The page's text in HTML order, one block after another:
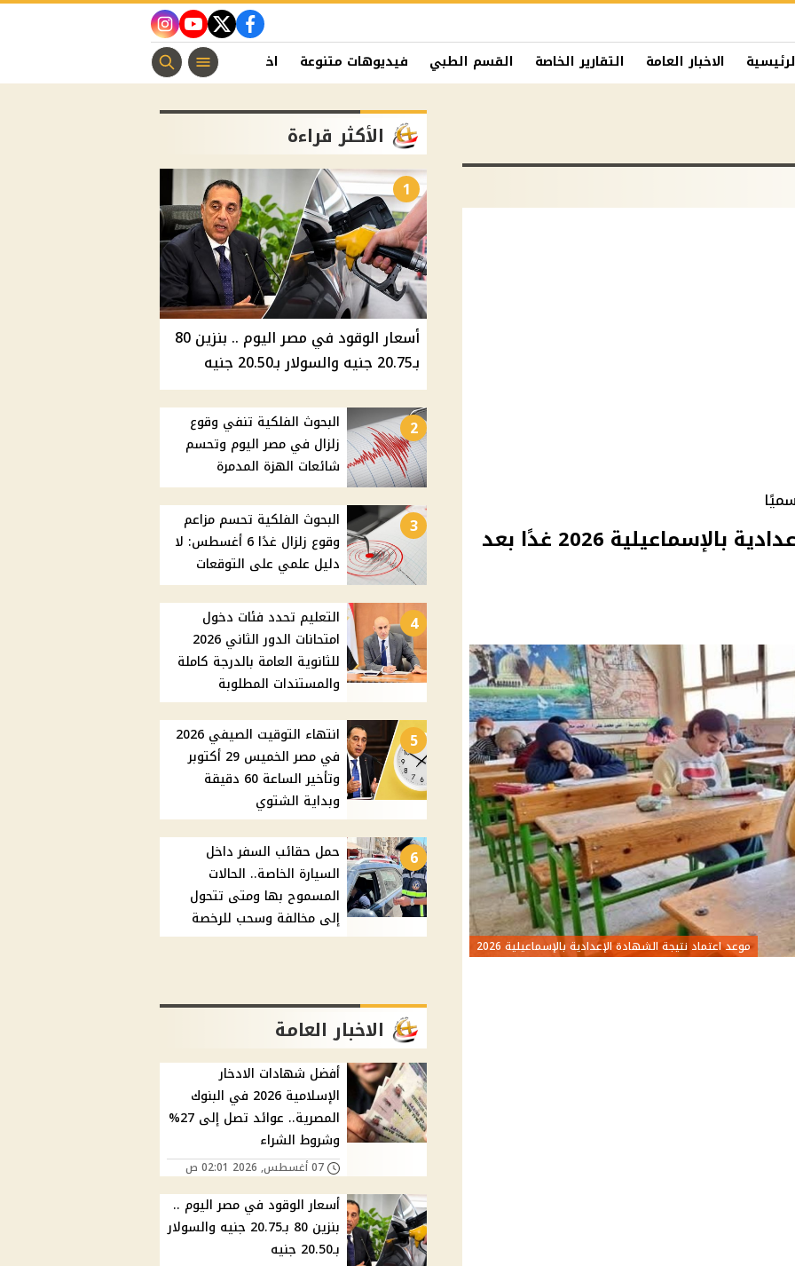
facebook
twitter
youtube
instagram
الاخبار العامة التقارير الخاصة القسم الطبي فيديوهات متنوعة اخبار الفن منوعات مسيحية
اعتماد نتيجة الشهادة الإعدادية بالإسماعيلية 2026 غدًا بعد
موعد اعتماد نتيجة الشهادة الإعدادية بالإسماعيلية 2026
الأكثر قراءة
1
أسعار الوقود في مصر اليوم .. بنزين 80
بـ20.75 جنيه والسولار بـ20.50 جنيه
2
البحوث الفلكية تنفي وقوع
زلزال في مصر اليوم وتحسم
شائعات الهزة المدمرة
3
البحوث الفلكية تحسم مزاعم
وقوع زلزال غدًا 6 أغسطس: لا
دليل علمي على التوقعات
4
التعليم تحدد فئات دخول
امتحانات الدور الثاني 2026
للثانوية العامة بالدرجة كاملة
والمستندات المطلوبة
5
انتهاء التوقيت الصيفي 2026
في مصر الخميس 29 أكتوبر
وتأخير الساعة 60 دقيقة
وبداية الشتوي
6
حمل حقائب السفر داخل
السيارة الخاصة.. الحالات
المسموح بها ومتى تتحول
إلى مخالفة وسحب للرخصة
الاخبار العامة
أفضل شهادات الادخار
الإسلامية 2026 في البنوك
المصرية.. عوائد تصل إلى 27%
وشروط الشراء
07 أغسطس, 2026 02:01 ص
أسعار الوقود في مصر اليوم ..
بنزين 80 بـ20.75 جنيه والسولار
بـ20.50 جنيه